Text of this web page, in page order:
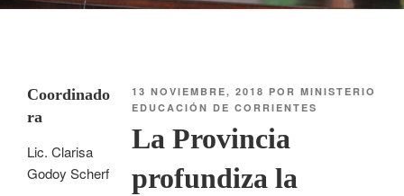
13 NOVIEMBRE, 2018 PORMINISTERIO
EDUCACIÓN DE CORRIENTES
La Provincia
profundiza la
Coordinado
ra
Lic. Clarisa
Godoy Scherf